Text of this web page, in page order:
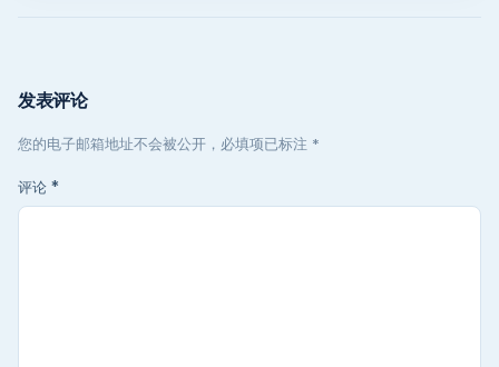
发表评论
您的电子邮箱地址不会被公开，必填项已标注 *
评论 *